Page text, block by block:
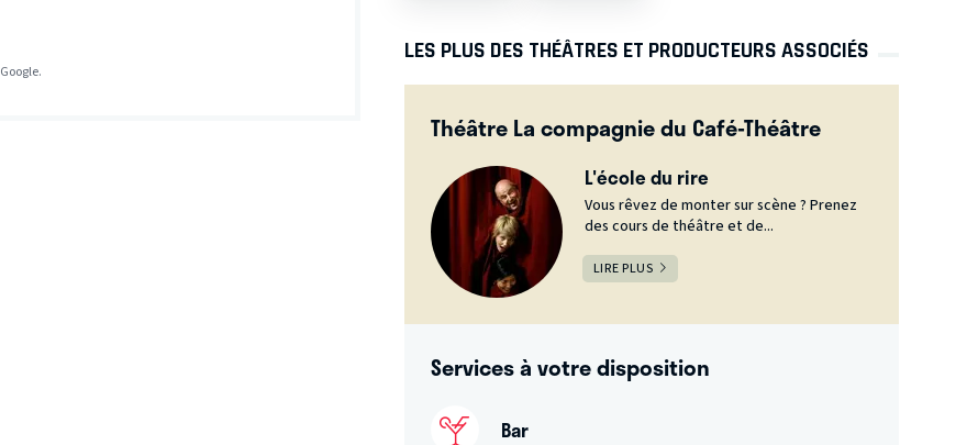
Google.
LES PLUS DES THÉÂTRES ET PRODUCTEURS ASSOCIÉS
Théâtre La compagnie du Café-Théâtre
L'école du rire
Vous rêvez de monter sur scène ? Prenez
des cours de théâtre et de...
LIRE PLUS
Services à votre disposition
Bar